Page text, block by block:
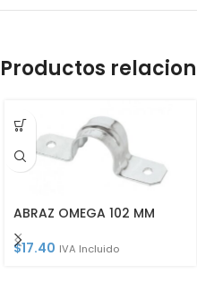
Productos
ABRAZ OMEGA 102 MM
$17.40 IVA Incluido